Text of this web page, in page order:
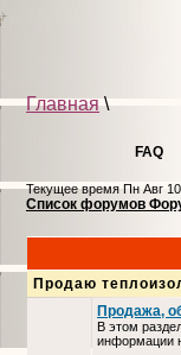
Главная\
FAQ
Текущее время Пн Авг
Список форумов
Продаю
Продажа,
В этом
информации